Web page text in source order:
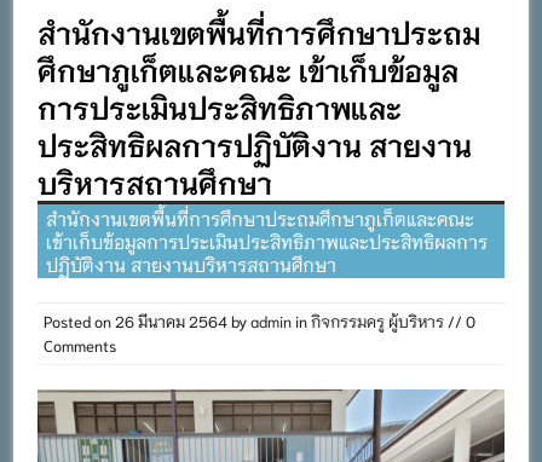
พิธีถวายเครื่องราชสักการะ วางพานพุ่ม และจุด
เทียนถวายพระพรชัยมงคล เนื่องในโอกาสวันเฉลิม
พระชนมพรรษา พระบาทสมเด็จพระเจ้าอยู่หัว ๒๘
กรกฎาคม ๒๕๖๙
กิจกรรมถวายเทียนพรรษา สืบสานพระพุทธศาสนา
เนื่องในวันอาสาฬหบูชาและวันเข้าพรรษา
กิจกรรม SAFETY FOR KIDS เสริมสร้างวินัยและ
ความปลอดภัยในการใช้รถใช้ถนน
สำนักงานเขตพื้นที่การศึกษาประถม
ศึกษาภูเก็ตและคณะ เข้าเก็บข้อมูล
การประเมินประสิทธิภาพและ
ประสิทธิผลการปฏิบัติงาน สายงาน
บริหารสถานศึกษา
สำนักงานเขตพื้นที่การศึกษาประถมศึกษาภูเก็ตและคณะ
เข้าเก็บข้อมูลการประเมินประสิทธิภาพและประสิทธิผลการ
ปฏิบัติงาน สายงานบริหารสถานศึกษา
Posted on26 มีนาคม 2564byadmininกิจกรรมครู ผู้บริหาร // 0
Comments